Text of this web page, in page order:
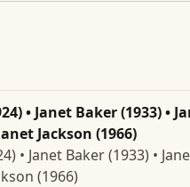
• Janet Baker (1933) •
Jackson (1966)
• Janet Baker (1933) •
(1966)